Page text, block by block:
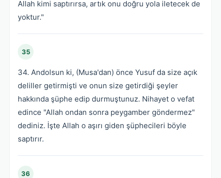
Allah kimi saptırırsa, artık onu doğru yola iletecek de
yoktur."
35
34. Andolsun ki, (Musa'dan) önce Yusuf da size açık
deliller getirmişti ve onun size getirdiği şeyler
hakkında şüphe edip durmuştunuz. Nihayet o vefat
edince "Allah ondan sonra peygamber göndermez"
dediniz. İşte Allah o aşırı giden şüphecileri böyle
saptırır.
36